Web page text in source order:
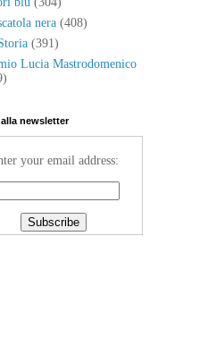
nera (408)
(391)
Lucia Mastrodomenico
newsletter
your email address: